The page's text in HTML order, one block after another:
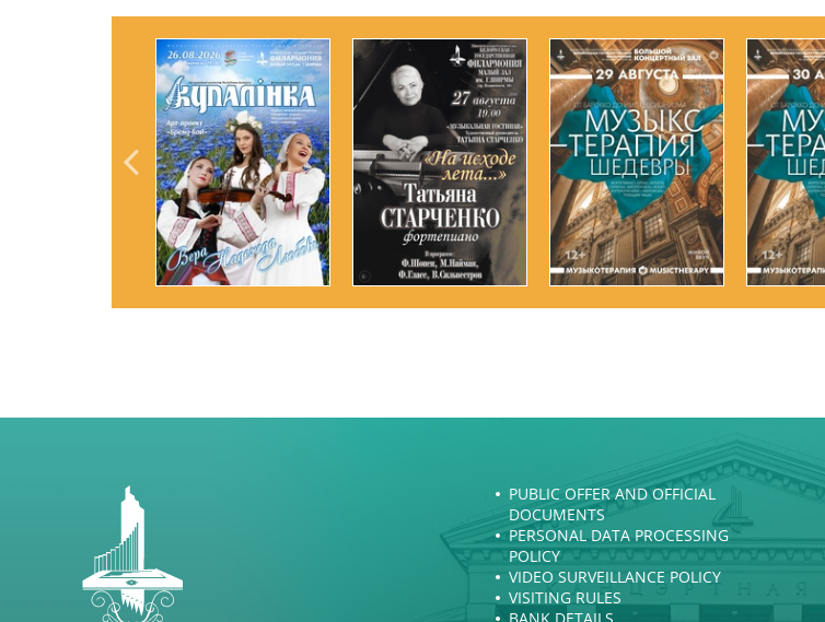
PUBLIC OFFER AND OFFICIAL
DOCUMENTS
PERSONAL DATA PROCESSING
POLICY
VIDEO SURVEILLANCE POLICY
VISITING RULES